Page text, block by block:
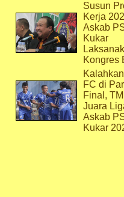
Susun
Kerja
Askab
Kukar
Kongres
FC di
Final,
Juara
Askab
Kukar